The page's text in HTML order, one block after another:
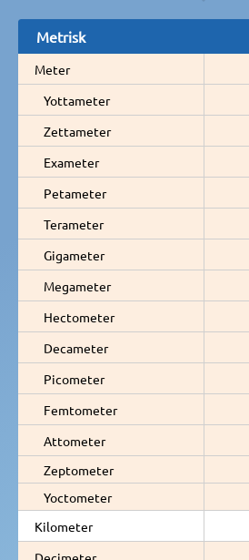
Metrisk
Meter
Yottameter
Zettameter
Exameter
Petameter
Terameter
Gigameter
Megameter
Hectometer
Decameter
Picometer
Femtometer
Attometer
Zeptometer
Yoctometer
Kilometer